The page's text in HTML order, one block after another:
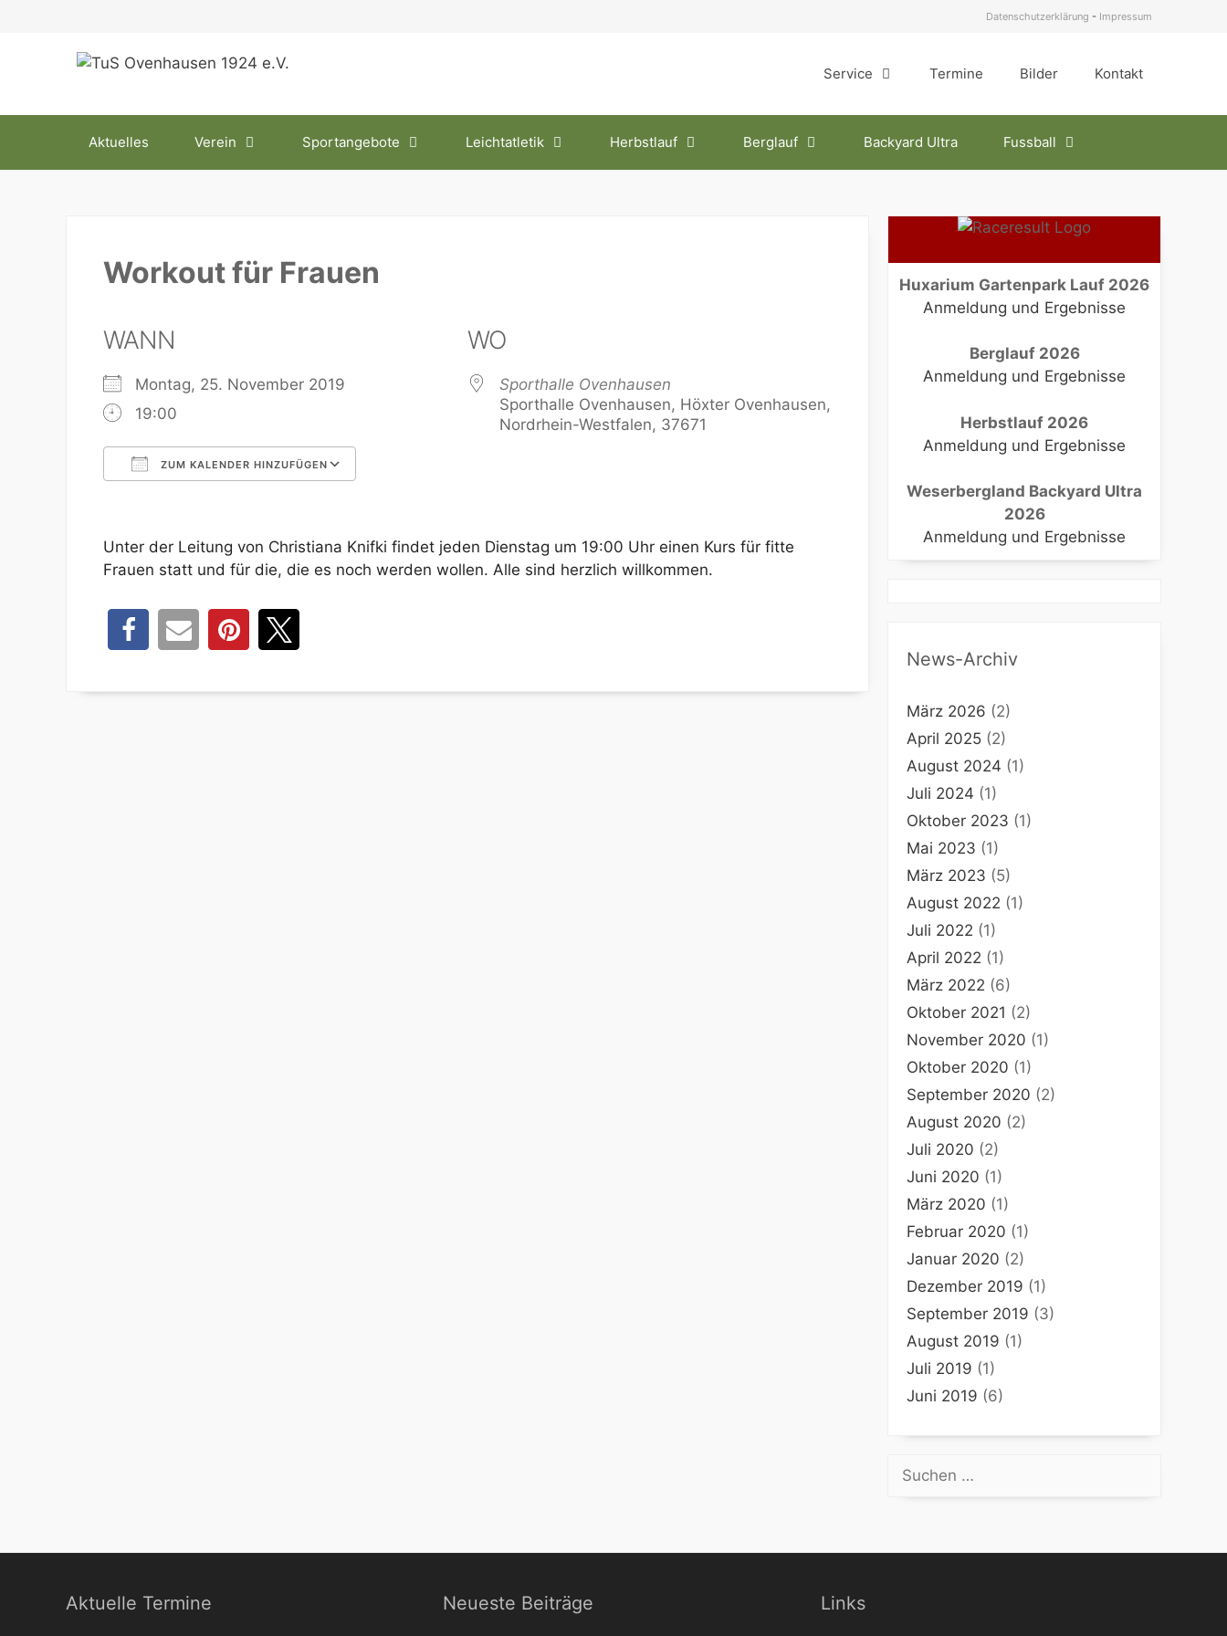
Datenschutzerklärung - Impressum
Service Termine Bilder Kontakt
Aktuelles Verein Sportangebote Leichtatletik Herbstlauf Berglauf Backyard Ultra Fussball
Workout für Frauen
WANN
Montag, 25. November 2019
19:00
ZUM KALENDER HINZUFÜGEN
Office 365 Outlook Live
WO
Sporthalle Ovenhausen
Sporthalle Ovenhausen, Höxter Ovenhausen,
Nordrhein-Westfalen, 37671
Unter der Leitung von Christiana Knifki findet jeden Dienstag um 19:00 Uhr einen Kurs für fitte
Frauen statt und für die, die es noch werden wollen. Alle sind herzlich willkommen.
Huxarium Gartenpark Lauf 2026
Anmeldung und Ergebnisse
Berglauf 2026
Anmeldung und Ergebnisse
Herbstlauf 2026
Anmeldung und Ergebnisse
Weserbergland Backyard Ultra
2026
Anmeldung und Ergebnisse
News-Archiv
März 2026 (2)
April 2025 (2)
August 2024 (1)
Juli 2024 (1)
Oktober 2023 (1)
Mai 2023 (1)
März 2023 (5)
August 2022 (1)
Juli 2022 (1)
April 2022 (1)
März 2022 (6)
Oktober 2021 (2)
November 2020 (1)
Oktober 2020 (1)
September 2020 (2)
August 2020 (2)
Juli 2020 (2)
Juni 2020 (1)
März 2020 (1)
Februar 2020 (1)
Januar 2020 (2)
Dezember 2019 (1)
September 2019 (3)
August 2019 (1)
Juli 2019 (1)
Juni 2019 (6)
Suchen
Aktuelle Termine Neueste Beiträge Links